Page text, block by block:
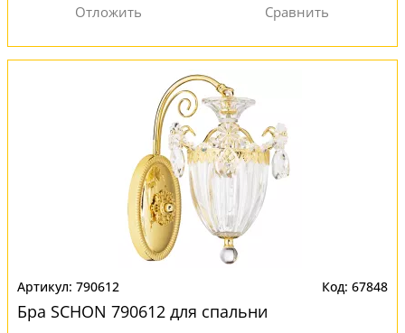
790612 67848
Бра SCHON 790612 для спальни